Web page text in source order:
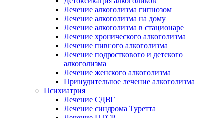
Лечение алкоголизма гипнозом
Лечение алкоголизма на дому
Лечение алкоголизма в стационаре
Лечение хронического алкоголизма
Лечение пивного алкоголизма
Лечение подросткового и детского
алкоголизма
Лечение женского алкоголизма
Принудительное лечение алкоголизма
Психиатрия
Лечение СДВГ
Лечение синдрома Туретта